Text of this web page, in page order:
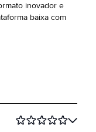
inovador e
baixa com